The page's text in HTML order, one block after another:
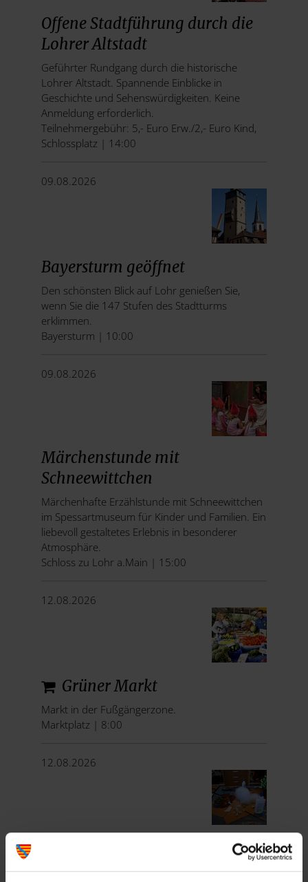
Offene Stadtführung durch die
Lohrer Altstadt
Geführter Rundgang durch die historische
Lohrer Altstadt. Spannende Einblicke in
Geschichte und Sehenswürdigkeiten. Keine
Anmeldung erforderlich.
Teilnehmergebühr: 5,- Euro Erw./2,- Euro Kind,
Schlossplatz | 14:00
09.08.2026
Bayersturm geöffnet
Den schönsten Blick auf Lohr genießen Sie,
wenn Sie die 147 Stufen des Stadtturms
erklimmen.
Bayersturm | 10:00
09.08.2026
Märchenstunde mit
Schneewittchen
Märchenhafte Erzählstunde mit Schneewittchen
im Spessartmuseum für Kinder und Familien. Ein
liebevoll gestaltetes Erlebnis in besonderer
Atmosphäre.
Schloss zu Lohr a.Main | 15:00
12.08.2026
Grüner Markt
Markt in der Fußgängerzone.
Marktplatz | 8:00
12.08.2026
Ferienprogramm "Sagenhaftes
im Spessartmuseum